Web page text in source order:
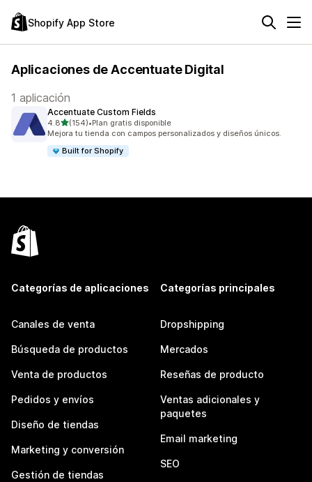
Shopify App Store
Aplicaciones de Accentuate Digital
1 aplicación
Accentuate Custom Fields
4.8de 5 estrellas
(154)
154 reseñas en total
•Plan gratis disponible
Mejora tu tienda con campos personalizados y diseños únicos.
Built for Shopify
Categorías de aplicaciones
Canales de venta
Búsqueda de productos
Venta de productos
Pedidos y envíos
Diseño de tiendas
Marketing y conversión
Gestión de tiendas
Categorías principales
Dropshipping
Mercados
Reseñas de producto
Ventas adicionales y
paquetes
Email marketing
SEO